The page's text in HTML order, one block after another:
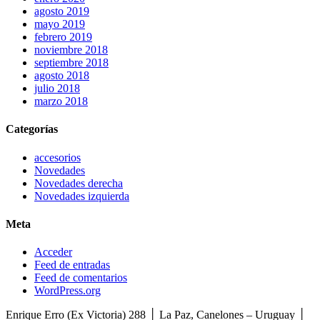
agosto 2019
mayo 2019
febrero 2019
noviembre 2018
septiembre 2018
agosto 2018
julio 2018
marzo 2018
Categorías
accesorios
Novedades
Novedades derecha
Novedades izquierda
Meta
Acceder
Feed de entradas
Feed de comentarios
WordPress.org
Enrique Erro (Ex Victoria) 288 │ La Paz, Canelones – Uruguay │